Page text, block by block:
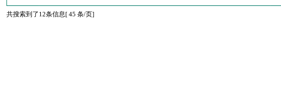
共搜索到了12条信息[ 45 条/页]